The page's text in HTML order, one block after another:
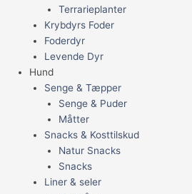
Terrarieplanter
Krybdyrs Foder
Foderdyr
Levende Dyr
Hund
Senge & Tæpper
Senge & Puder
Måtter
Snacks & Kosttilskud
Natur Snacks
Snacks
Liner & seler